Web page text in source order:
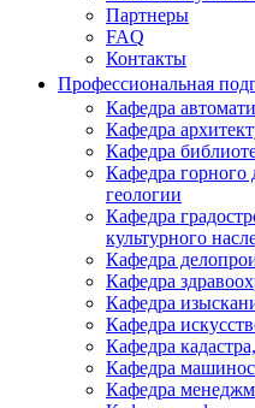
Партнеры
FAQ
Контакты
Профессиональная
Кафедра
Кафедра
Кафедра
Кафедра горного
геологии
Кафедра
культурного
Кафедра
Кафедра
Кафедра
Кафедра
Кафедра
Кафедра
Кафедра